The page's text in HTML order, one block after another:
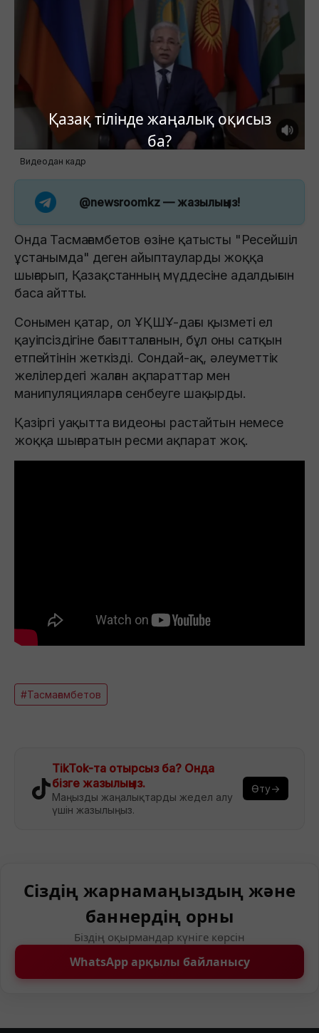
Қазақ тілінде жаңалық оқисыз
ба?
Видеодан кадр
@newsroomkz — жазылыңыз!
Онда Тасмағамбетов өзіне қатысты "Ресейшіл
ұстанымда" деген айыптауларды жоққа
шығарып, Қазақстанның мүддесіне адалдығын
баса айтты.
Сонымен қатар, ол ҰҚШҰ-дағы қызметі ел
қауіпсіздігіне бағытталғанын, бұл оны сатқын
етпейтінін жеткізді. Сондай-ақ, әлеуметтік
желілердегі жалған ақпараттар мен
манипуляцияларға сенбеуге шақырды.
Қазіргі уақытта видеоны растайтын немесе
жоққа шығаратын ресми ақпарат жоқ.
#Тасмағамбетов
TikTok-та отырсыз ба? Онда
бізге жазылыңыз.
Маңызды жаңалықтарды жедел алу
үшін жазылыңыз.
Өту→
Сіздің жарнамаңыздың және
баннердің орны
Біздің оқырмандар күніге көрсін
WhatsApp арқылы байланысу